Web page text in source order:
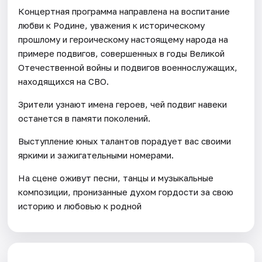
Концертная программа направлена на воспитание
любви к Родине, уважения к историческому
прошлому и героическому настоящему народа на
примере подвигов, совершенных в годы Великой
Отечественной войны и подвигов военнослужащих,
находящихся на СВО.
Зрители узнают имена героев, чей подвиг навеки
останется в памяти поколений.
Выступление юных талантов порадует вас своими
яркими и зажигательными номерами.
На сцене оживут песни, танцы и музыкальные
композиции, пронизанные духом гордости за свою
историю и любовью к родной